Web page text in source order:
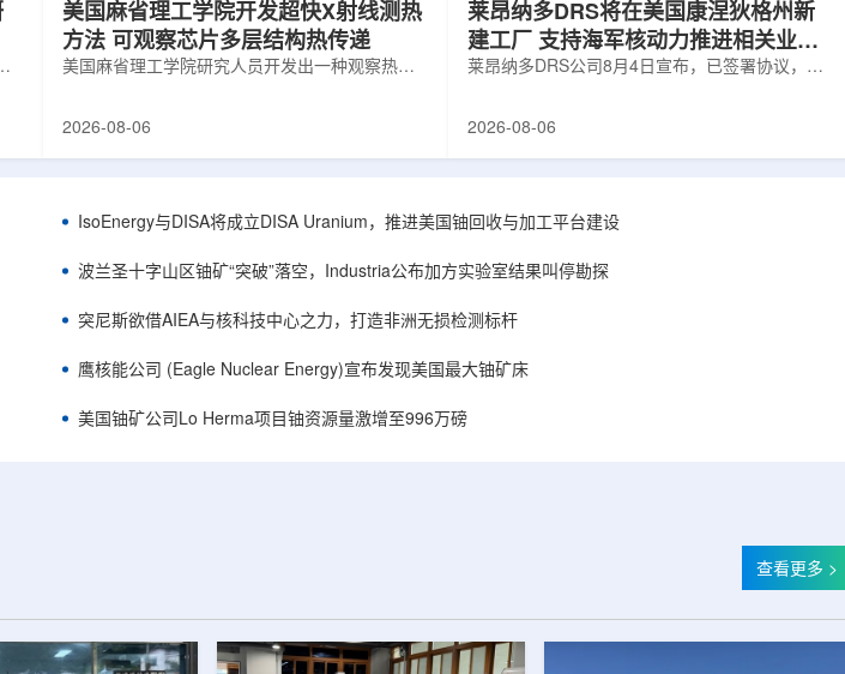
美国麻省理工学院开发超快X射线测热
方法 可观察芯片多层结构热传递
美国麻省理工学院研究人员开发出一种观察热量
寸不断缩小、功率密度持续提高，器件过热正成
在面对真实电子器件的多层结构时存在局限，例
如常用的时域热反射法难以区分不同材料层中的
热传输情况，红外成像等方法也难以在微小尺度
上捕捉快速变化。为解决这一问题...
2026-08-06
莱昂纳多DRS将在美国康涅狄格州新
建工厂 支持海军核动力推进相关业务
增长
莱昂纳多DRS公司8月4日宣布，已签署协议，将
并为公司在核能领域的后续增长提供空间和基础
尔德帕克里奇路120号，占地约14.1087万平方英
尺。工厂建成后，将整合目前分布在康涅狄格州
丹伯里和贝瑟尔三个地点的业务。该设施预计于
2027年初投入使用，若最终设计和租户装修工...
2026-08-06
IsoEnergy与DISA将成立DISA Uranium，推进美国铀回收与加工平台建设
波兰圣十字山区铀矿“突破”落空，Industria公布加方实验室结果叫停勘探
突尼斯欲借AIEA与核科技中心之力，打造非洲无损检测标杆
鹰核能公司 (Eagle Nuclear Energy)宣布发现美国最大铀矿床
美国铀矿公司Lo Herma项目铀资源量激增至996万磅
查看更多 >